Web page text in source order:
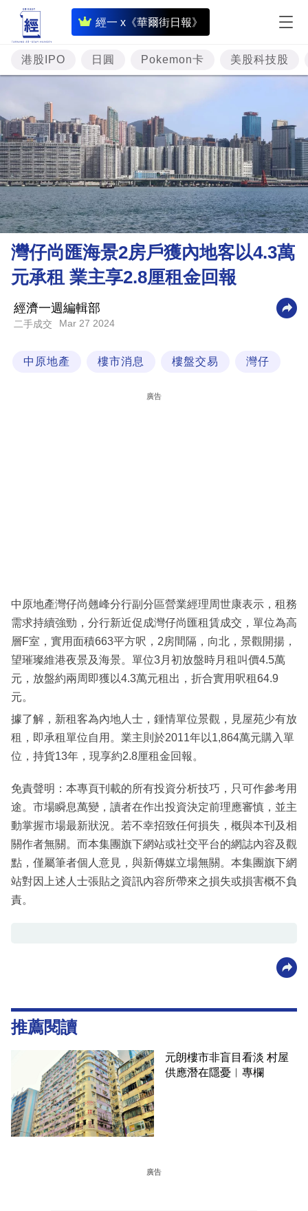
經一 x《華爾街日報》
即
時
財
經
題
投
資
樓
市
理
財
商
業
科
區
港股IPO 日圓 Pokemon卡 美股科技股
灣仔尚匯海景2房戶獲內地客以4.3萬
元承租 業主享2.8厘租金回報
經濟一週編輯部
二手成交 Mar 27 2024
中原地產 樓市消息 樓盤交易 灣仔
廣告
中原地產灣仔尚翹峰分行副分區營業經理周世康表示，租務
需求持續強勁，分行新近促成灣仔尚匯租賃成交，單位為高
層F室，實用面積663平方呎，2房間隔，向北，景觀開揚，
望璀璨維港夜景及海景。單位3月初放盤時月租叫價4.5萬
元，放盤約兩周即獲以4.3萬元租出，折合實用呎租64.9
元。
據了解，新租客為內地人士，鍾情單位景觀，見屋苑少有放
租，即承租單位自用。業主則於2011年以1,864萬元購入單
位，持貨13年，現享約2.8厘租金回報。
免責聲明：本專頁刊載的所有投資分析技巧，只可作參考用
途。市場瞬息萬變，讀者在作出投資決定前理應審慎，並主
動掌握市場最新狀況。若不幸招致任何損失，概與本刊及相
關作者無關。而本集團旗下網站或社交平台的網誌內容及觀
點，僅屬筆者個人意見，與新傳媒立場無關。本集團旗下網
站對因上述人士張貼之資訊內容所帶來之損失或損害概不負
責。
推薦閱讀
元朗樓市非盲目看淡 村屋
供應潛在隱憂︳專欄
廣告